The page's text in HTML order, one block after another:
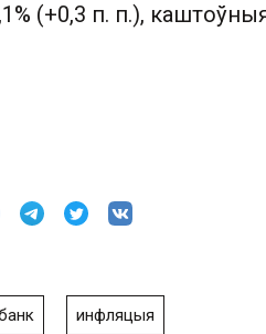
(+0,3 п. п.),
инфляцыя